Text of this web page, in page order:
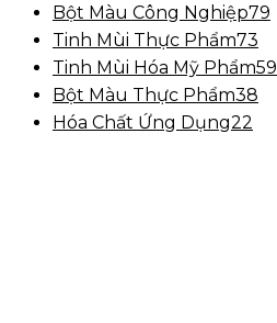
Bột Màu Công Nghiệp79
Tinh Mùi Thực Phẩm73
Tinh Mùi Hóa Mỹ Phẩm59
Bột Màu Thực Phẩm38
Hóa Chất Ứng Dụng22